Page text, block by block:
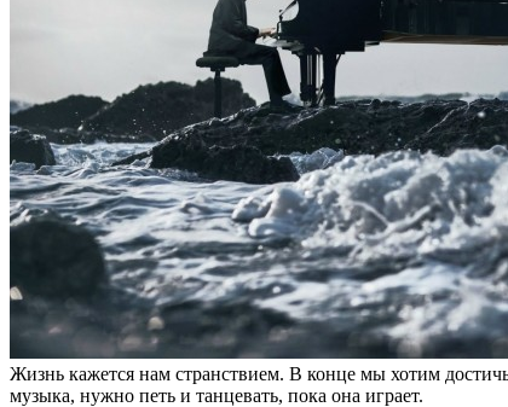
Жизнь кажется нам странствием. В конце мы хотим
музыка, нужно петь и танцевать, пока она играет.